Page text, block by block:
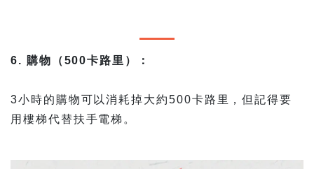
6. 購物（500卡路里）：
3小時的購物可以消耗掉大約500卡路里，但記得要
用樓梯代替扶手電梯。